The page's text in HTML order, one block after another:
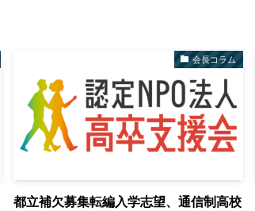
会長コラム
都立補欠募集転編入学志望、通信制高校